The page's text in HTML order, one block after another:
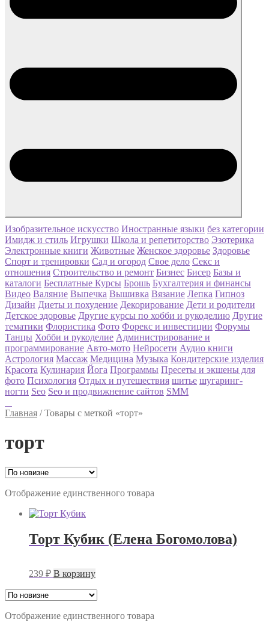
Изобразительное искусство Иностранные языки без категории
Имидж и стиль Игрушки Школа и репетиторство Эзотерика
Электронные книги Животные Женское здоровье Здоровье
Спорт и тренировки Сад и огород Свое дело Секс и
отношения Строительство и ремонт Бизнес Бисер Базы и
каталоги Бесплатные Курсы Брошь Бухгалтерия и финансы
Видео Валяние Выпечка Вышивка Вязание Лепка Гипноз
Дизайн Диеты и похудение Декорирование Дети и родители
Детское здоровье Другие курсы по хобби и рукоделию Другие
тематики Флористика Фото Форекс и инвестиции Форумы
Танцы Хобби и рукоделие Администрирование и
программирование Авто-мото Нейросети Аудио книги
Астрология Массаж Медицина Музыка Кондитерские изделия
Красота Кулинария Йога Программы Пресеты и экшены для
фото Психология Отдых и путешествия шитье шугаринг-
ногти Seo Seo и продвижнение сайтов SMM
Главная /Товары с меткой «торт»
торт
Отображение единственного товара
Торт Кубик (Елена Богомолова)
239 ₽ В корзину
Отображение единственного товара